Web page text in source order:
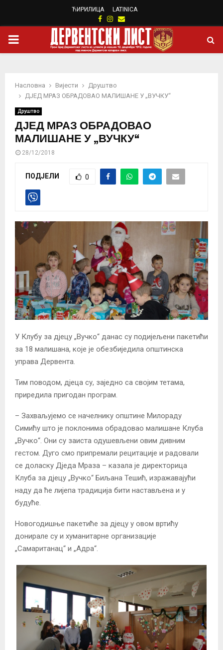
ЋИРИЛИЦА LATINICA
Facebook
Instagram
Email
PRIMARY
Насловна Вијести
Друштво
ДЈЕД МРАЗ ОБРАДОВАО МАЛИШАНЕ У „ВУЧКУ“
Друштво
ДЈЕД МРАЗ ОБРАДОВАО
МАЛИШАНЕ У „ВУЧКУ“
28/12/2018
ПОДЈЕЛИ 0
У Клубу за дјецу „Вучко“ данас су подијељени пакетићи
за 18 малишана, које је обезбиједила општинска
управа Дервента.
Тим поводом, дјеца су, заједно са својим тетама,
приредила пригодан програм.
– Захваљујемо се начелнику општине Милораду
Симићу што је поклонима обрадовао малишане Клуба
„Вучко“. Они су заиста одушевљени овим дивним
гестом. Дуго смо припремали рецитације и радовали
се доласку Дједа Мраза – казала је директорица
Клуба за дјецу „Вучко“ Биљана Тешић, изражавајући
наду да ће лијепа традиција бити настављена и у
будуће.
Новогодишње пакетиће за дјецу у овом вртићу
донирале су и хуманитарне организације
„Самаританац“ и „Адра“.